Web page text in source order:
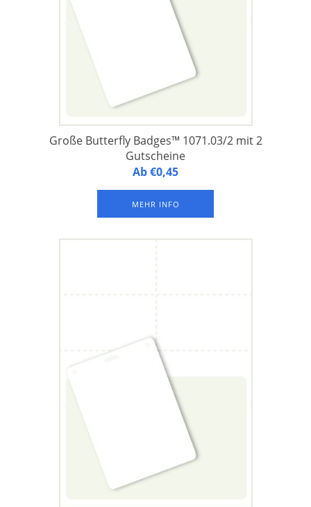
Große Butterfly Badges™ 1071.03/2 mit 2
Gutscheine
Butterfly Badges™ 1071.03/2 - Namensschilder aus
Druckbogen, mit 1 Langloch und 2 Rundlöchern an der
Oberseite sowie 2 Gutscheine. Verpackung à 500 Bogen.
Ab €0,45
MEHR INFO